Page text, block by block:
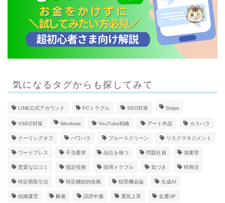
気になるタグからも探してみて
LINE公式アカウント PCトラブル SEO対策 Stripe
VSEO対策 Windows YouTube戦略 アート作品 カスハラ
クーリングオフ パワハラ ブルースクリーン リスクマネジメント
ワードプレス 不当要求 品位を保つ 問題社員 強要罪
悪質な口コミ 指定役務 採用トラブル 気づき 特商法
特定商取引法 特定継続的役務 犯罪機会論 生成AI
組織運営 解雇 誹謗中傷 運気上昇 金運UP